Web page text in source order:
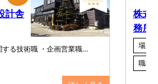
計舎
する技術職 ・企画営業職…
株式
務所
場所
職種